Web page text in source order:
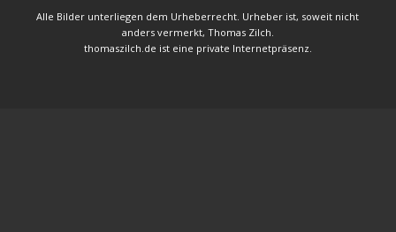
Alle Bilder unterliegen dem Urheberrecht. Urheber ist, soweit nicht
anders vermerkt, Thomas Zilch.
thomaszilch.de ist eine private Internetpräsenz.